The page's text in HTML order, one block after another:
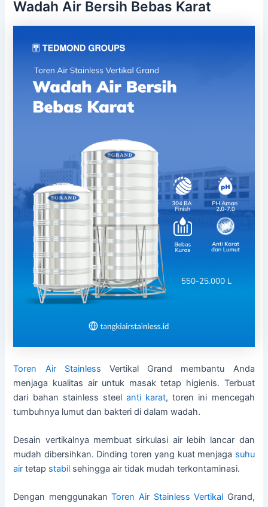
Wadah Air Bersih Bebas Karat
Toren Air Stainless Vertikal Grand membantu Anda
menjaga kualitas air untuk masak tetap higienis. Terbuat
dari bahan stainless steel anti karat, toren ini mencegah
tumbuhnya lumut dan bakteri di dalam wadah.
Desain vertikalnya membuat sirkulasi air lebih lancar dan
mudah dibersihkan. Dinding toren yang kuat menjaga suhu
air tetap stabil sehingga air tidak mudah terkontaminasi.
Dengan menggunakanToren Air Stainless Vertikal Grand,